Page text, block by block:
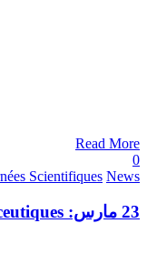
Read More
0
Scientifiques News
23 مارس: